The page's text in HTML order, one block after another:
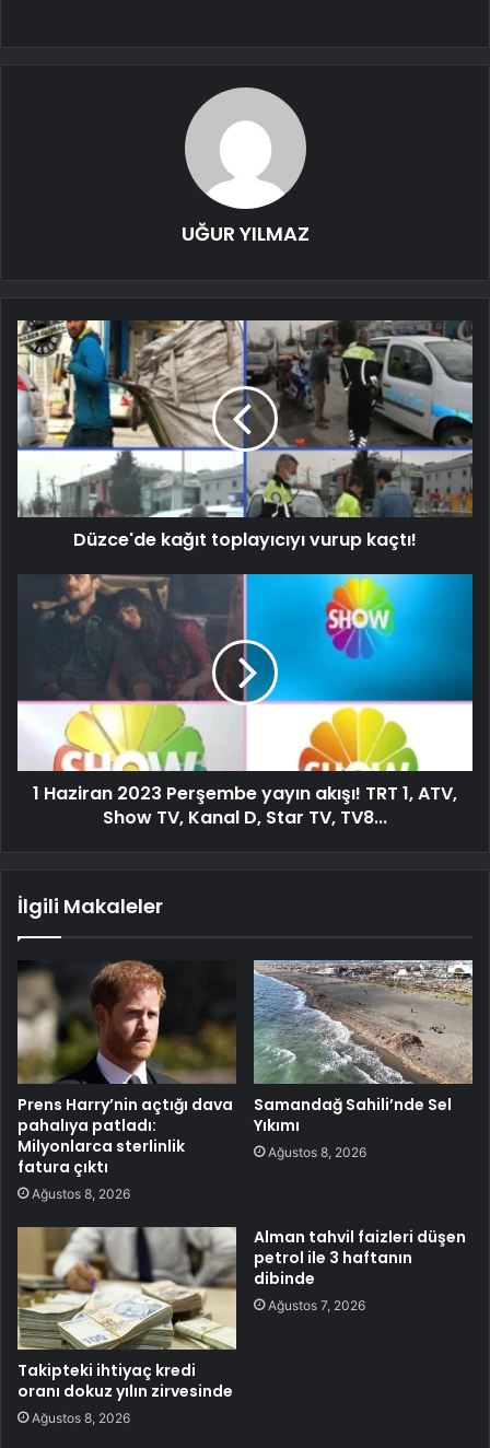
UĞUR YILMAZ
Düzce'de kağıt toplayıcıyı vurup kaçtı!
1 Haziran 2023 Perşembe yayın akışı! TRT 1, ATV,
Show TV, Kanal D, Star TV, TV8...
İlgili Makaleler
Prens Harry’nin açtığı dava
pahalıya patladı:
Milyonlarca sterlinlik
fatura çıktı
Ağustos 8, 2026
Samandağ Sahili’nde Sel
Yıkımı
Ağustos 8, 2026
Takipteki ihtiyaç kredi
oranı dokuz yılın zirvesinde
Ağustos 8, 2026
Alman tahvil faizleri düşen
petrol ile 3 haftanın
dibinde
Ağustos 7, 2026